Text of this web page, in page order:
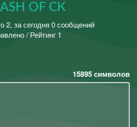
OF СК
2, за сегодня 0 сообщений
/ Рейтинг 1
15895символов